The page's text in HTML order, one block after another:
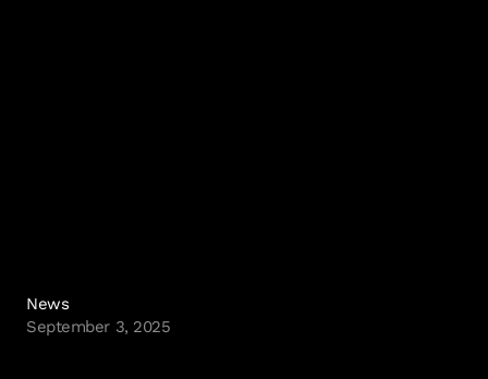
News
September 3, 2025